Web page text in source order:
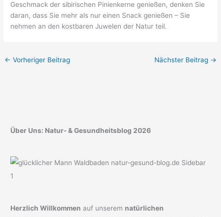
Geschmack der sibirischen Pinienkerne genießen, denken Sie
daran, dass Sie mehr als nur einen Snack genießen – Sie
nehmen an den kostbaren Juwelen der Natur teil.
← Vorheriger Beitrag Nächster Beitrag →
Über Uns: Natur- & Gesundheitsblog 2026
Herzlich Willkommen auf unserem natürlichen